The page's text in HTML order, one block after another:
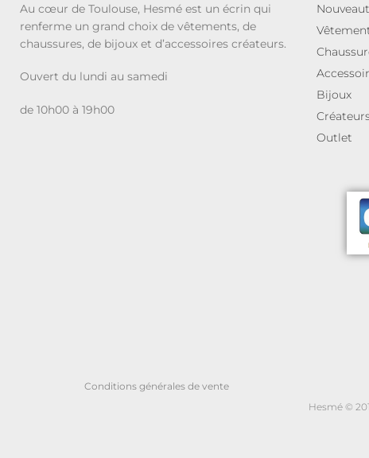
Au cœur de Toulouse, Hesmé est un écrin qui
renferme un grand choix de vêtements, de
chaussures, de bijoux et d’accessoires créateurs.
Ouvert du lundi au samedi
de 10h00 à 19h00
Bijoux
Outlet
Conditions générales de vente
Hesmé ©